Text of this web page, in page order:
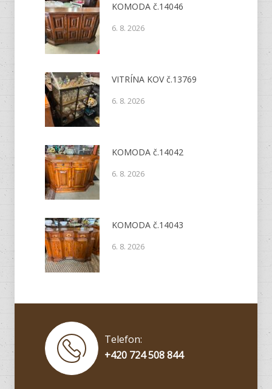
KOMODA č.14046
6. 8. 2026
VITRÍNA KOV č.13769
6. 8. 2026
KOMODA č.14042
6. 8. 2026
KOMODA č.14043
6. 8. 2026
Telefon:
+420 724 508 844